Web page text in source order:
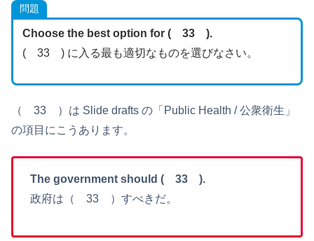
問題
Choose the best option for ( 33 ).
( 33 ) に入る最も適切なものを選びなさい。
（ 33 ）は Slide drafts の「Public Health / 公衆衛生」
の項目にこうあります。
The government should ( 33 ).
政府は（ 33 ）すべきだ。